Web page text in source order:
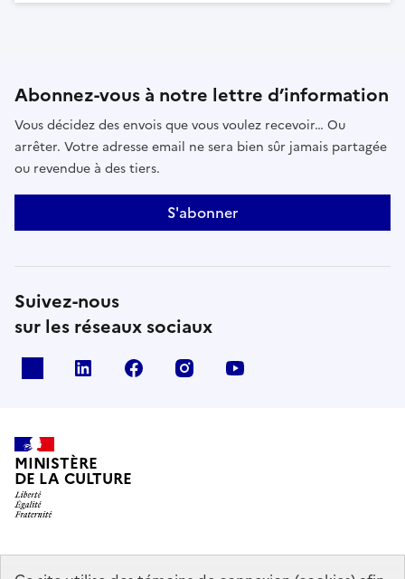
Abonnez-vous à notre lettre d’information
Vous décidez des envois que vous voulez recevoir… Ou
arrêter. Votre adresse email ne sera bien sûr jamais partagée
ou revendue à des tiers.
S'abonner
Suivez-nous
sur les réseaux sociaux
linkedin facebook instagram
MINISTÈRE
DE LA CULTURE
data.gouv.fr legifrance.gouv.fr info.gouv.fr